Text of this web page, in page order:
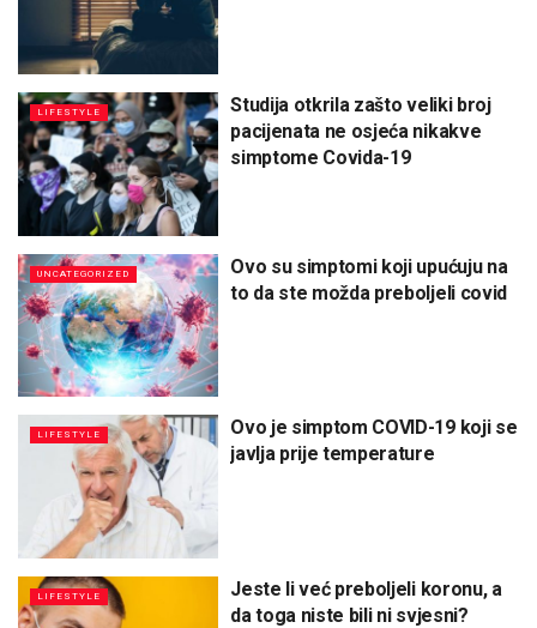
LIFESTYLE
Studija otkrila zašto veliki broj
pacijenata ne osjeća nikakve
simptome Covida-19
UNCATEGORIZED
Ovo su simptomi koji upućuju na
to da ste možda preboljeli covid
LIFESTYLE
Ovo je simptom COVID-19 koji se
javlja prije temperature
LIFESTYLE
Jeste li već preboljeli koronu, a
da toga niste bili ni svjesni?